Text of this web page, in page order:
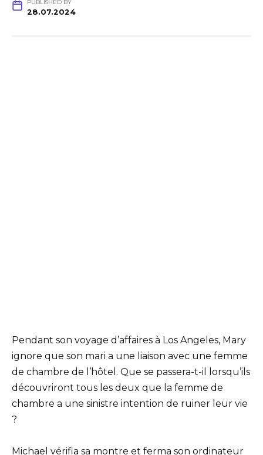
PUBLISHED BY
28.07.2024
Pendant son voyage d’affaires à Los Angeles, Mary
ignore que son mari a une liaison avec une femme
de chambre de l’hôtel. Que se passera-t-il lorsqu’ils
découvriront tous les deux que la femme de
chambre a une sinistre intention de ruiner leur vie
?
Michael vérifia sa montre et ferma son ordinateur